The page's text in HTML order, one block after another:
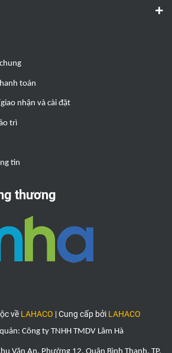
toán
nhận và cài đặt
trì
tin
thương
về LAHACO |Cung cấp bởi LAHACO
Công ty TNHH TMDV Lâm Hà